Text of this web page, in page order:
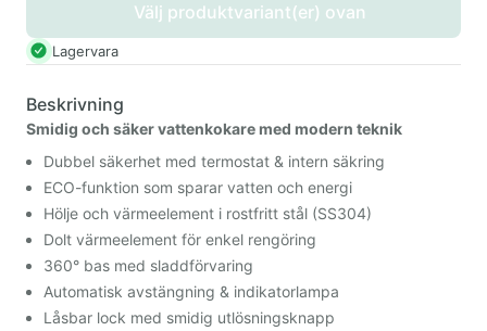
Välj produktvariant(er) ovan
Lagervara
Beskrivning
Smidig och säker vattenkokare med modern teknik
Dubbel säkerhet med termostat & intern säkring
ECO-funktion som sparar vatten och energi
Hölje och värmeelement i rostfritt stål (SS304)
Dolt värmeelement för enkel rengöring
360° bas med sladdförvaring
Automatisk avstängning & indikatorlampa
Låsbar lock med smidig utlösningsknapp